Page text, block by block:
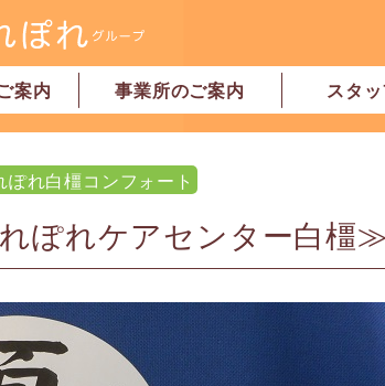
案内
ム養護老人ホーム
イ
ム者向け住宅
ビス保育園
事業所のご案内
事業所一覧・奈良市
ぽれぽ
ぽれぽ
ぽれぽ
ぽれぽ
ぽれぽ
事業所一覧・橿原市 ぽれぽ
ぽれぽ
ぽれぽ
ぽれぽ
ぽれぽ
橿原市
スタ
ぽれ白橿コンフォート
ぽれケアセンター白橿